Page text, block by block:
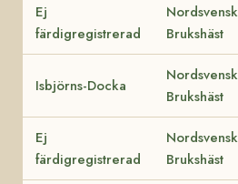
Ej
färdigregistrerad
Nordsvensk
Brukshäst
Isbjörns-Docka
Nordsvensk
Brukshäst
Ej
färdigregistrerad
Nordsvensk
Brukshäst